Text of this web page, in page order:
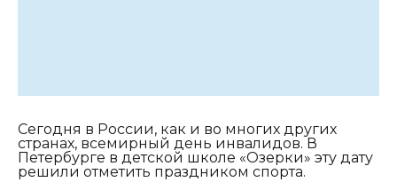
Сегодня в России, как и во многих других
странах, всемирный день инвалидов. В
Петербурге в детской школе «Озерки» эту дату
решили отметить праздником спорта.